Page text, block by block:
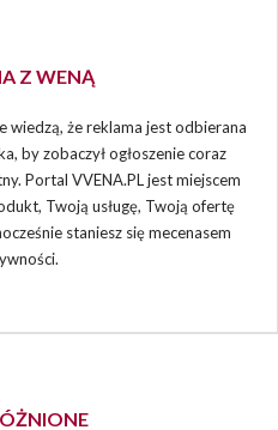
Z WENĄ
że reklama jest odbierana
by zobaczył ogłoszenie coraz
Portal VVENA.PL jest miejscem
Twoją usługę, Twoją ofertę
staniesz się mecenasem